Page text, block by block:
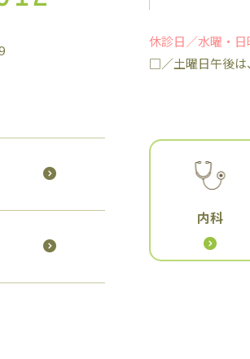
休診日／水曜・日
□／土曜日午後は
内科